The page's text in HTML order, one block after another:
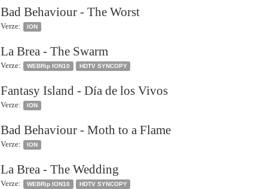
Bad Behaviour - The Worst
Verze: ION
La Brea - The Swarm
Verze: WEBRip ION10 HDTV SYNCOPY
Fantasy Island - Día de los Vivos
Verze: ION
Bad Behaviour - Moth to a Flame
Verze: ION
La Brea - The Wedding
Verze: WEBRip ION10 HDTV SYNCOPY